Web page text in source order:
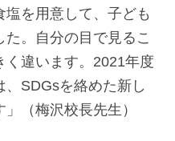
を用意して、子ども
。自分の目で見るこ
く違います。2021年度
SDGsを絡めた新し
（梅沢校長先生）